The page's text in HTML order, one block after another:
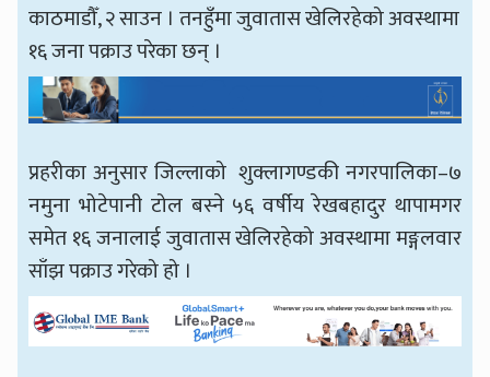
काठमाडौँ, २ साउन । तनहुँमा जुवातास खेलिरहेको अवस्थामा
१६ जना पक्राउ परेका छन् ।
प्रहरीका अनुसार जिल्लाको शुक्लागण्डकी नगरपालिका–७
नमुना भोटेपानी टोल बस्ने ५६ वर्षीय रेखबहादुर थापामगर
समेत १६ जनालाई जुवातास खेलिरहेको अवस्थामा मङ्गलवार
साँझ पक्राउ गरेको हो ।